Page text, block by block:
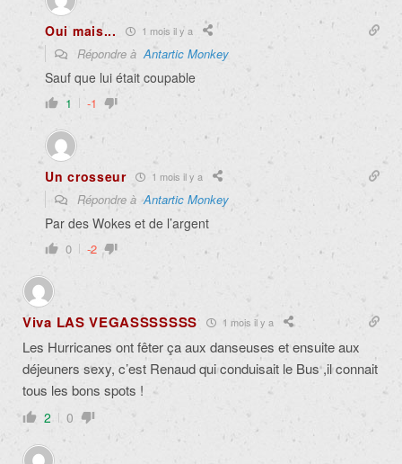
Oui mais... 1 mois il y a
Répondre àAntartic Monkey
Sauf que lui était coupable
1 -1
Un crosseur 1 mois il y a
Répondre àAntartic Monkey
Par des Wokes et de l’argent
0 -2
Viva LAS VEGASSSSSSS 1 mois il y a
Les Hurricanes ont fêter ça aux danseuses et ensuite aux
déjeuners sexy, c’est Renaud qui conduisait le Bus ,il connait
tous les bons spots !
2 0